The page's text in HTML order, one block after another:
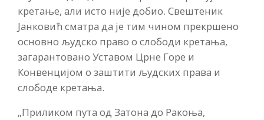
кретање, али исто није добио. Свештеник
Јанковић сматра да је тим чином прекршено
основно људско право о слободи кретања,
загарантовано Уставом Црне Горе и
Конвенцијом о заштити људских права и
слободе кретања.
„Приликом пута од Затона до Ракоња,